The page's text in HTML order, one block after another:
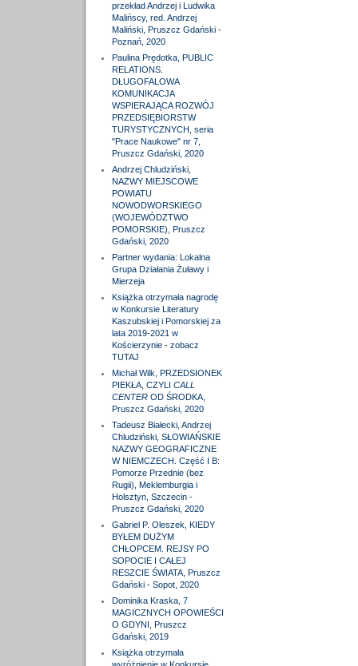
przekład Andrzej i Ludwika
Malińscy, red. Andrzej
Maliński, Pruszcz Gdański -
Poznań, 2020
Paulina Prędotka, PUBLIC
RELATIONS.
DŁUGOFALOWA
KOMUNIKACJA
WSPIERAJĄCA ROZWÓJ
PRZEDSIĘBIORSTW
TURYSTYCZNYCH, seria
"Prace Naukowe" nr 7,
Pruszcz Gdański, 2020
Andrzej Chludziński,
NAZWY MIEJSCOWE
POWIATU
NOWODWORSKIEGO
(WOJEWÓDZTWO
POMORSKIE), Pruszcz
Gdański, 2020
Partner wydania: Lokalna
Grupa Działania Żuławy i
Mierzeja
Książka otrzymała nagrodę
w Konkursie Literatury
Kaszubskiej i Pomorskiej za
lata 2019-2021 w
Kościerzynie - zobacz
TUTAJ
Michał Wilk, PRZEDSIONEK
PIEKŁA, CZYLI CALL
CENTEROD ŚRODKA,
Pruszcz Gdański, 2020
Tadeusz Białecki, Andrzej
Chludziński, SŁOWIAŃSKIE
NAZWY GEOGRAFICZNE
W NIEMCZECH. Część I B:
Pomorze Przednie (bez
Rugii), Meklemburgia i
Holsztyn, Szczecin -
Pruszcz Gdański, 2020
Gabriel P. Oleszek, KIEDY
BYŁEM DUŻYM
CHŁOPCEM. REJSY PO
SOPOCIE I CAŁEJ
RESZCIE ŚWIATA, Pruszcz
Gdański - Sopot, 2020
Dominika Kraska, 7
MAGICZNYCH OPOWIEŚCI
O GDYNI, Pruszcz
Gdański, 2019
Książka otrzymała